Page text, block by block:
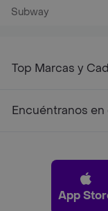
Subway
Top Marcas y
Encuéntranos
App